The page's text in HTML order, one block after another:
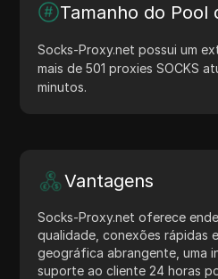
Tamanho do Pool
Socks-Proxy.net possui um
mais de 501 proxies SOCKS
minutos.
Vantagens
Socks-Proxy.net oferece
qualidade, conexões rápidas
geográfica abrangente, uma
suporte ao cliente 24 horas